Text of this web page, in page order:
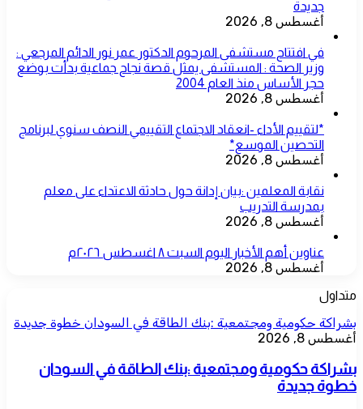
جديدة
أغسطس 8, 2026
في افتتاح مستشفى المرحوم الدكتور عمر نور الدائم المرجعي :
وزير الصحة : المستشفى يمثل قصة نجاح جماعية بدأت بوضع
حجر الأساس منذ العام 2004
أغسطس 8, 2026
*لتقييم الأداء -انعقاد الاجتماع التقييمي النصف سنوي لبرنامج
التحصين الموسع*
أغسطس 8, 2026
نقابة المعلمين :بيان إدانة حول حادثة الاعتداء على معلم
بمدرسة التدريب
أغسطس 8, 2026
عناوين أهم الأخبار اليوم السبت ٨ اغسطس ٢٠٢٦م
أغسطس 8, 2026
متداول
بشراكة حكومية ومجتمعية :بنك الطاقة في السودان خطوة جديدة
أغسطس 8, 2026
بشراكة حكومية ومجتمعية :بنك الطاقة في السودان
خطوة جديدة